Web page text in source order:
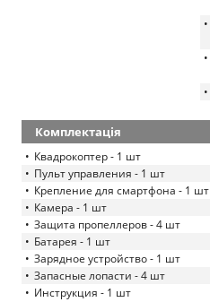
Комплектація
Квадрокоптер - 1 шт
Пульт управления - 1 шт
Крепление для смартфона - 1 шт
Камера - 1 шт
Защита пропеллеров - 4 шт
Батарея - 1 шт
Зарядное устройство - 1 шт
Запасные лопасти - 4 шт
Инструкция - 1 шт